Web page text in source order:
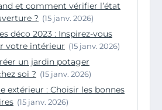
et comment vérifier l’état
? (15 janv. 2026)
déco 2023 : Inspirez-vous
votre intérieur (15 janv. 2026)
un jardin potager
soi ? (15 janv. 2026)
extérieur : Choisir les bonnes
(15 janv. 2026)